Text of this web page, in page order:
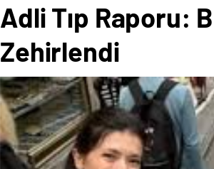
Adli Tıp Raporu:
Zehirlendi